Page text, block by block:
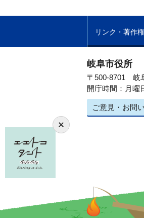
リンク・著作
岐阜市役所
〒500-8701 岐
開庁時間：月曜
ご意見・お問